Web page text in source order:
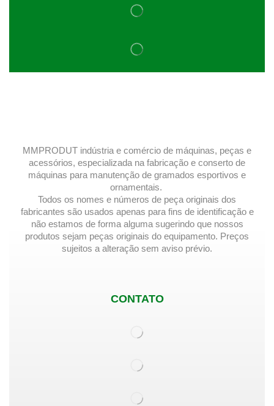
MMPRODUT indústria e comércio de máquinas, peças e
acessórios, especializada na fabricação e conserto de
máquinas para manutenção de gramados esportivos e
ornamentais.
Todos os nomes e números de peça originais dos
fabricantes são usados ​​apenas para fins de identificação e
não estamos de forma alguma sugerindo que nossos
produtos sejam peças originais do equipamento. Preços
sujeitos a alteração sem aviso prévio.
CONTATO